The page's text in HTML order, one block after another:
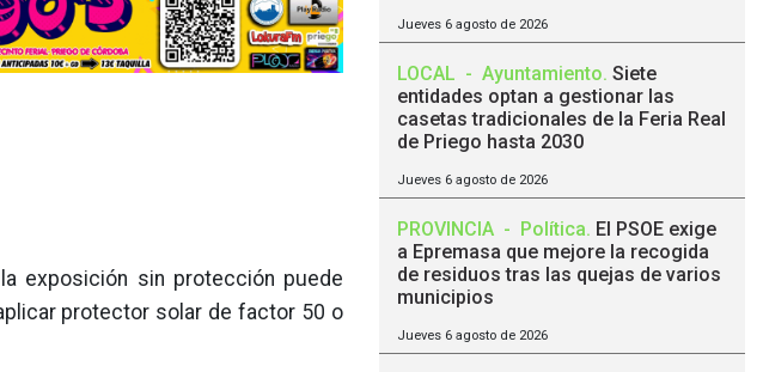
exposición sin protección puede
protector solar de factor 50 o
Jueves 6 agosto de 2026
LOCAL - Ayuntamiento. Siete
entidades optan a gestionar las
casetas tradicionales de la Feria Real
de Priego hasta 2030
Jueves 6 agosto de 2026
PROVINCIA - Política. El PSOE exige
a Epremasa que mejore la recogida
de residuos tras las quejas de varios
municipios
Jueves 6 agosto de 2026